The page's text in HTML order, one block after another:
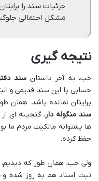
جزئیات سند را
مشکل احتمالی
نتیجه گیری
خب، به آخر داستان سند
حسابی با این سند قدیمی و
برایتان نمانده باشد. همان
سند منگوله دار، گنجینه ای
ها پشتوانه مالکیت مردم ما
حفظ کرده.
ولی خب، همان طور که
ثبت اسناد هم به روز شده و